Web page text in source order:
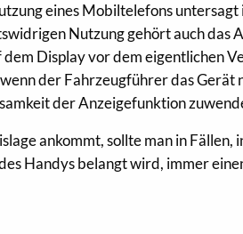
eines Mobiltelefons
Nutzung gehört auch das
Display vor dem eigentlichen
der Fahrzeugführer das Gerät
der Anzeigefunktion
ankommt, sollte man in Fällen,
Handys belangt wird, immer